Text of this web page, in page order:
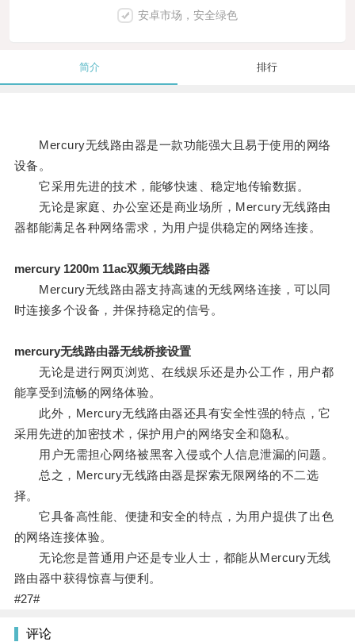
安卓市场，安全绿色
简介 排行
Mercury无线路由器是一款功能强大且易于使用的网络
设备。
它采用先进的技术，能够快速、稳定地传输数据。
无论是家庭、办公室还是商业场所，Mercury无线路由
器都能满足各种网络需求，为用户提供稳定的网络连接。
mercury 1200m 11ac双频无线路由器
Mercury无线路由器支持高速的无线网络连接，可以同
时连接多个设备，并保持稳定的信号。
mercury无线路由器无线桥接设置
无论是进行网页浏览、在线娱乐还是办公工作，用户都
能享受到流畅的网络体验。
此外，Mercury无线路由器还具有安全性强的特点，它
采用先进的加密技术，保护用户的网络安全和隐私。
用户无需担心网络被黑客入侵或个人信息泄漏的问题。
总之，Mercury无线路由器是探索无限网络的不二选
择。
它具备高性能、便捷和安全的特点，为用户提供了出色
的网络连接体验。
无论您是普通用户还是专业人士，都能从Mercury无线
路由器中获得惊喜与便利。
#27#
评论